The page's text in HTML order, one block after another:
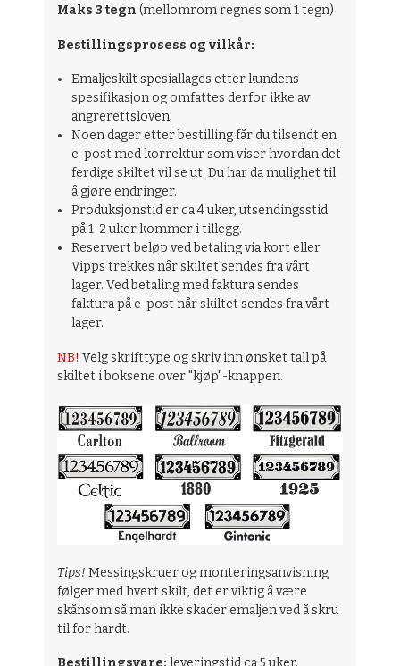
Maks 3 tegn(mellomrom regnes som 1 tegn)
Bestillingsprosess og vilkår:
Emaljeskilt spesiallages etter kundens
spesifikasjon og omfattes derfor ikke av
angrerettsloven.
Noen dager etter bestilling får du tilsendt en
e-post med korrektur som viser hvordan det
ferdige skiltet vil se ut. Du har da mulighet til
å gjøre endringer.
Produksjonstid er ca 4 uker, utsendingsstid
på 1-2 uker kommer i tillegg.
Reservert beløp ved betaling via kort eller
Vipps trekkes når skiltet sendes fra vårt
lager. Ved betaling med faktura sendes
faktura på e-post når skiltet sendes fra vårt
lager.
NB! Velg skrifttype og skriv inn ønsket tall på
skiltet i boksene over "kjøp"-knappen.
Tips! Messingskruer og monteringsanvisning
følger med hvert skilt, det er viktig å være
skånsom så man ikke skader emaljen ved å skru
til for hardt.